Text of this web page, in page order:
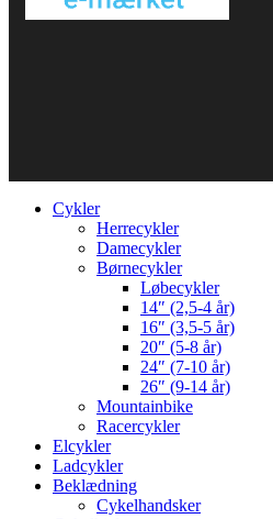
Cykler
Herrecykler
Damecykler
Børnecykler
Løbecykler
14″ (2,5-4 år)
16″ (3,5-5 år)
20″ (5-8 år)
24″ (7-10 år)
26″ (9-14 år)
Mountainbike
Racercykler
Elcykler
Ladcykler
Beklædning
Cykelhandsker